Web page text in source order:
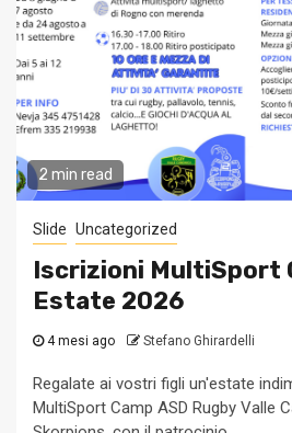
2 min read
Slide Uncategorized
Iscrizioni MultiSport
Estate 2026
4 mesi ago Stefano Ghirardelli
Regalate ai vostri figli un'estate
MultiSport Camp ASD Rugby Valle